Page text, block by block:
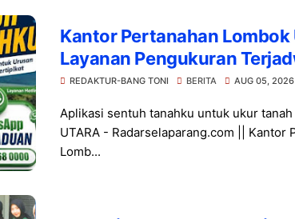
Kantor Pertanahan Lombok
Layanan Pengukuran
Kepastian Waktu
REDAKTUR-BANG TONI BERITA AUG 05, 2026
Aplikasi sentuh tanahku untuk ukur tanah
UTARA - Radarselaparang.com || Kantor
Lomb...